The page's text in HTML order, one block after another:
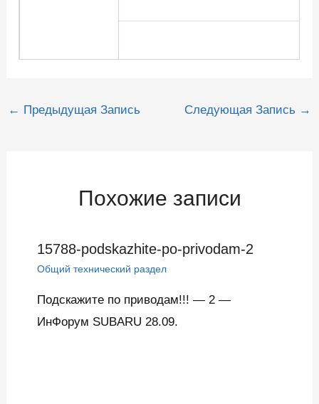
Навигация
← Предыдущая Запись Следующая Запись →
Похожие записи
15788-podskazhite-po-privodam-2
Общий технический раздел
Подскажите по приводам!!! — 2 —
ИнФорум SUBARU 28.09.